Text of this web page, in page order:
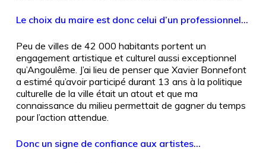
Le choix du maire est donc celui d’un professionnel…
Peu de villes de 42 000 habitants portent un
engagement artistique et culturel aussi exceptionnel
qu’Angoulême. J’ai lieu de penser que Xavier Bonnefont
a estimé qu’avoir participé durant 13 ans à la politique
culturelle de la ville était un atout et que ma
connaissance du milieu permettait de gagner du temps
pour l’action attendue.
Donc un signe de confiance aux artistes…